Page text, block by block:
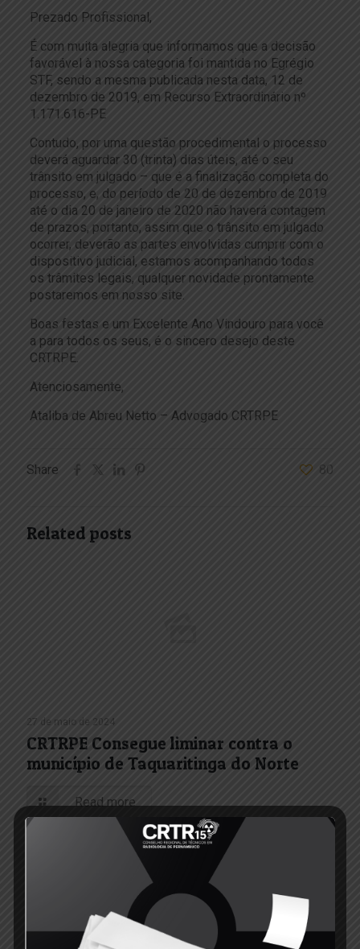
Prezado Profissional,
É com muita alegria que informamos que a decisão
favorável à nossa categoria foi mantida no Egrégio
STF, sendo a mesma publicada nesta data, 12 de
dezembro de 2019, em Recurso Extraordinário nº
1.171.616-PE
Contudo, por uma questão procedimental o processo
deverá aguardar 30 (trinta) dias úteis, até o seu
trânsito em julgado – que é a finalização completa do
processo, e, do período de 20 de dezembro de 2019
até o dia 20 de janeiro de 2020 não haverá contagem
de prazos, portanto, assim que o trânsito em julgado
ocorrer, deverão as partes envolvidas cumprir com o
dispositivo judicial, estamos acompanhando todos
os trâmites legais, qualquer novidade prontamente
postaremos em nosso site.
Boas festas e um Excelente Ano Vindouro para você
a para todos os seus, é o sincero desejo deste
CRTRPE.
Atenciosamente,
Ataliba de Abreu Netto – Advogado CRTRPE
Share 80
Related posts
27 de maio de 2024
CRTRPE Consegue liminar contra o
município de Taquaritinga do Norte
Read more